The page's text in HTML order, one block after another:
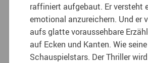
raffiniert aufgebaut. Er versteht
emotional anzureichern. Und er
aufs glatte voraussehbare
auf Ecken und Kanten. Wie
Schauspielstars. Der Thriller